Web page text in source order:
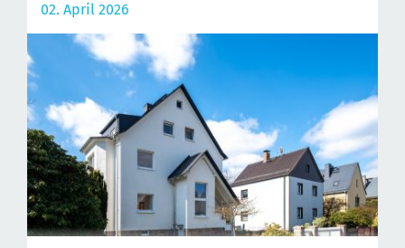
02. April 2026